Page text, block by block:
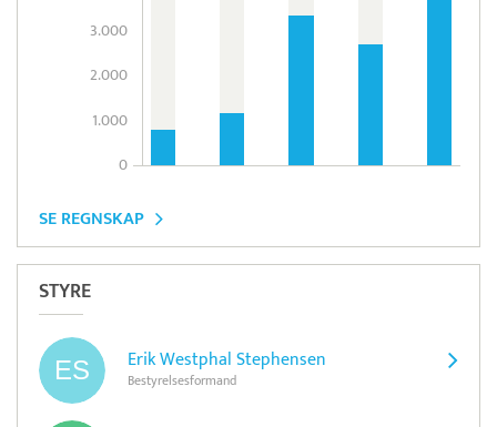
3.000
2.000
1.000
0
SE REGNSKAP
STYRE
Erik Westphal Stephensen
Bestyrelsesformand